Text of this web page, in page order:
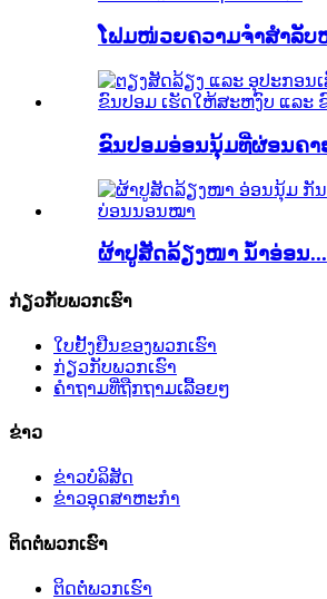
ໂຟມໜ່ວຍຄວາມຈຳສຳລັບ
ຂົນປອມອ່ອນນຸ້ມທີ່ຜ່ອນຄາ
ຜ້າປູສັດລ້ຽງໜາ ນ້ຳອ່ອນ...
ກ່ຽວກັບພວກເຮົາ
ໃບຢັ້ງຢືນຂອງພວກເຮົາ
ກ່ຽວກັບພວກເຮົາ
ຄຳຖາມທີ່ຖືກຖາມເລື້ອຍໆ
ຂ່າວ
ຂ່າວບໍລິສັດ
ຂ່າວອຸດສາຫະກຳ
ຕິດຕໍ່ພວກເຮົາ
ຕິດຕໍ່ພວກເຮົາ